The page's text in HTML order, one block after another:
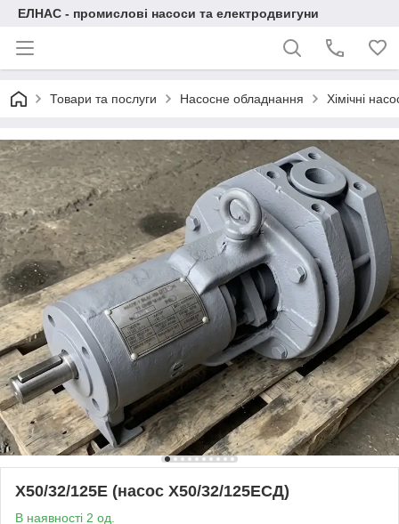
ЕЛНАС - промислові насоси та електродвигуни
Товари та послуги Насосне обладнання Хімічні
Х50/32/125Е (насос Х50/32/125ЕСД)
В наявності 2 од.